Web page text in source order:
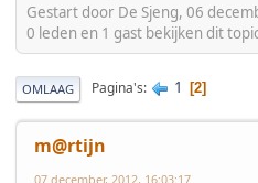
Gestart door De Sjeng, 06
0 leden en 1 gast bekijken dit
OMLAAG Pagina's 1 2
m@rtijn
07 december, 2012, 16:03:17